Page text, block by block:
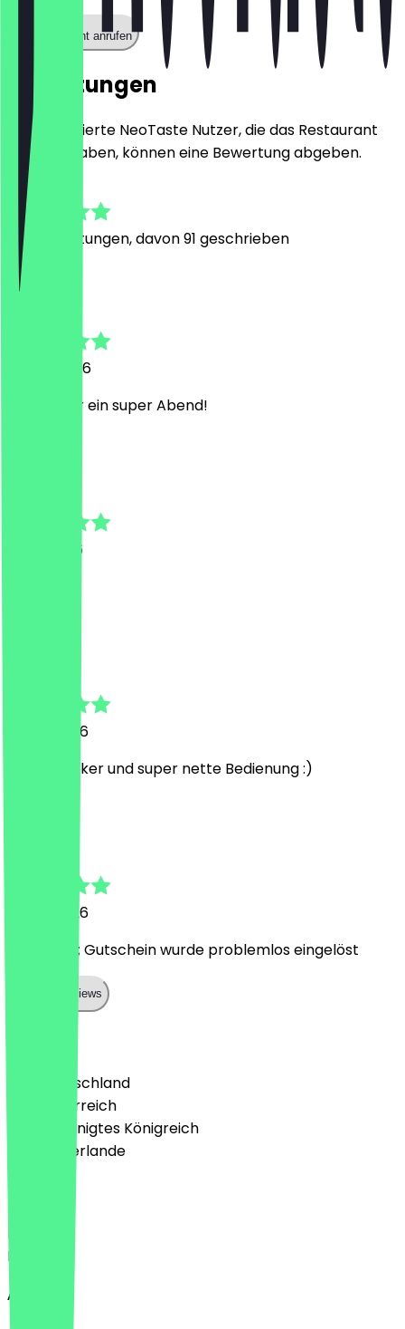
Restaurant anrufen
Bewertungen
Nur registrierte NeoTaste Nutzer, die das Restaurant
besucht haben, können eine Bewertung abgeben.
4.8
716
Bewertungen, davon 91 geschrieben
26. Juli 2026
Wie immer ein super Abend!
7. Juli 2026
11. Juni 2026
Richtig lecker und super nette Bedienung :)
8. Juni 2026
Alles easy; Gutschein wurde problemlos eingelöst
Show all reviews
🇩🇪 Deutschland
🇦🇹 Österreich
🇬🇧 Vereinigtes Königreich
🇳🇱 Niederlande
Deutsch
English
About